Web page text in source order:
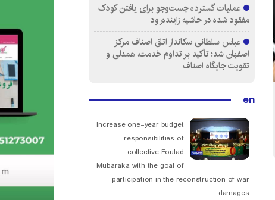
عملیات گسترده جست‌وجو برای یافتن کودک
مفقود شده در حاشیه زاینده‌رود
عباس سلطانی سکاندار اتاق اصناف مرکز
اصفهان شد؛ تأکید بر تداوم خدمت، همدلی و
تقویت جایگاه اصناف
en
Increase one-year budget
responsibilities of
collective Foulad
Mubaraka with the goal of
participation in the reconstruction of war
damages